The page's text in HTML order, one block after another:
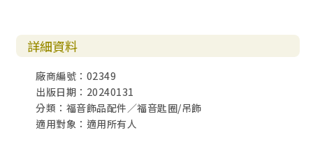
詳細資料
廠商編號：02349
出版日期：20240131
分類：福音飾品配件／福音匙圈/吊飾
適用對象：適用所有人